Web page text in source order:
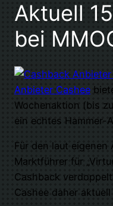
Aktuell
bei
Anbieter Cashee
Wochenaktion (bis
ein echtes Hammer-
Für den laut eigenen
Marktführer für
Cashback
Cashee daher